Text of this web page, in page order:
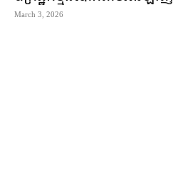
March 3, 2026